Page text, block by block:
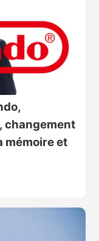
changement
mémoire et